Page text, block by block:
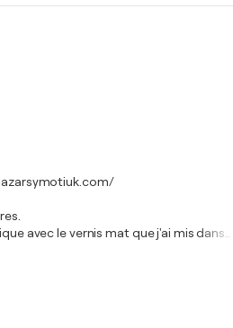
avec le vernis mat que j'ai mis dans